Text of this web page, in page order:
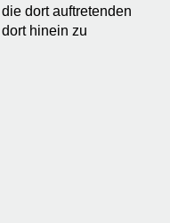
dort auftretenden
hinein zu